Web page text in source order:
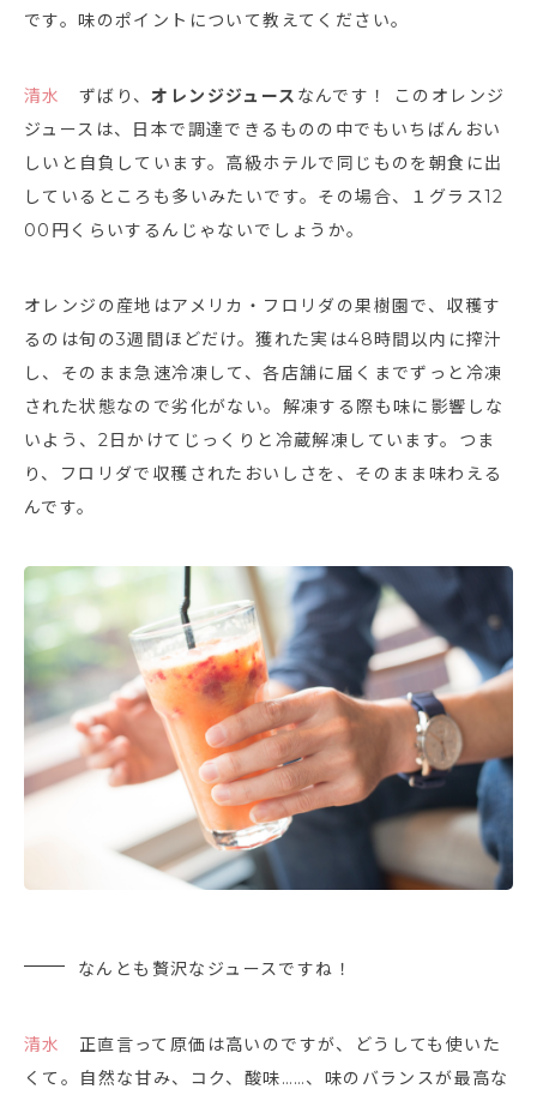
です。味のポイントについて教えてください。
清水 ずばり、オレンジジュース なんです！ このオレンジ
ジュースは、日本で調達できるものの中でもいちばんおい
しいと自負しています。高級ホテルで同じものを朝食に出
しているところも多いみたいです。その場合、１グラス12
00円くらいするんじゃないでしょうか。
オレンジの産地はアメリカ・フロリダの果樹園で、収穫す
るのは旬の3週間ほどだけ。獲れた実は48時間以内に搾汁
し、そのまま急速冷凍して、各店舗に届くまでずっと冷凍
された状態なので劣化がない。解凍する際も味に影響しな
いよう、2日かけてじっくりと冷蔵解凍しています。つま
り、フロリダで収穫されたおいしさを、そのまま味わえる
んです。
なんとも贅沢なジュースですね！
清水
正直言って原価は高いのですが、どうしても使いた
くて。自然な甘み、コク、酸味……、味のバランスが最高な